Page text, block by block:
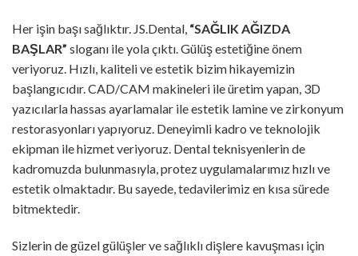
Her işin başı sağlıktır. JS.Dental, “SAĞLIK AĞIZDA
BAŞLAR” sloganı ile yola çıktı. Gülüş estetiğine önem
veriyoruz. Hızlı, kaliteli ve estetik bizim hikayemizin
başlangıcıdır. CAD/CAM makineleri ile üretim yapan, 3D
yazıcılarla hassas ayarlamalar ile estetik lamine ve zirkonyum
restorasyonları yapıyoruz. Deneyimli kadro ve teknolojik
ekipman ile hizmet veriyoruz. Dental teknisyenlerin de
kadromuzda bulunmasıyla, protez uygulamalarımız hızlı ve
estetik olmaktadır. Bu sayede, tedavilerimiz en kısa sürede
bitmektedir.
Sizlerin de güzel gülüşler ve sağlıklı dişlere kavuşması için